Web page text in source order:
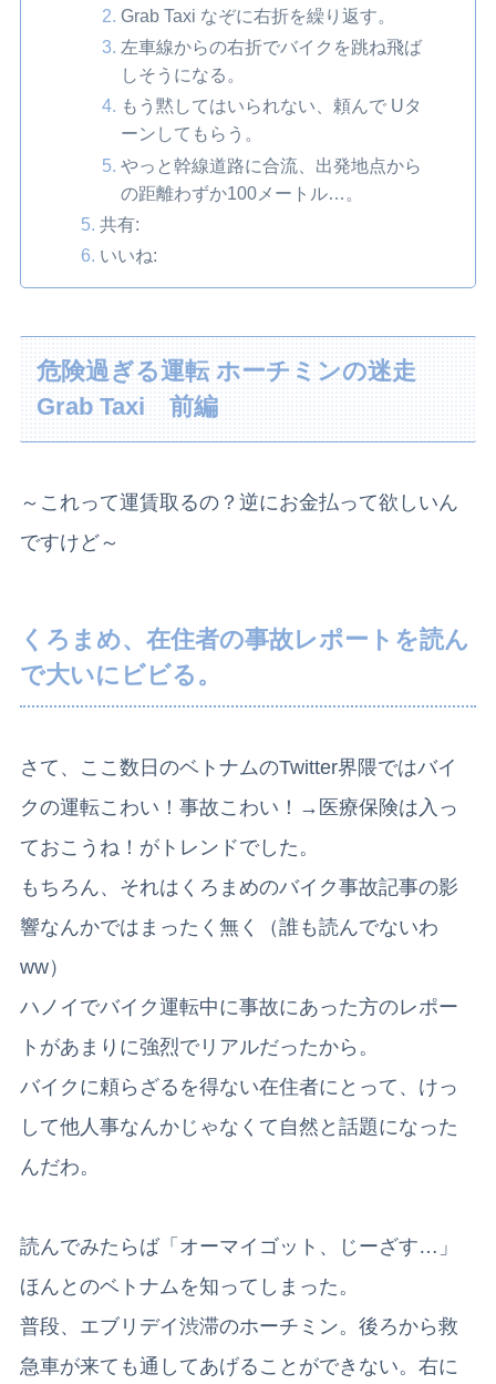
Grab Taxi なぞに右折を繰り返す。
左車線からの右折でバイクを跳ね飛ば
しそうになる。
もう黙してはいられない、頼んで Uタ
ーンしてもらう。
やっと幹線道路に合流、出発地点から
の距離わずか100メートル…。
共有:
いいね:
危険過ぎる運転 ホーチミンの迷走
Grab Taxi 前編
～これって運賃取るの？逆にお金払って欲しいん
ですけど～
くろまめ、在住者の事故レポートを読ん
で大いにビビる。
さて、ここ数日のベトナムのTwitter界隈ではバイ
クの運転こわい！事故こわい！→医療保険は入っ
ておこうね！がトレンドでした。
もちろん、それはくろまめのバイク事故記事の影
響なんかではまったく無く（誰も読んでないわ
ww）
ハノイでバイク運転中に事故にあった方のレポー
トがあまりに強烈でリアルだったから。
バイクに頼らざるを得ない在住者にとって、けっ
して他人事なんかじゃなくて自然と話題になった
んだわ。
読んでみたらば「オーマイゴット、じーざす…」
ほんとのベトナムを知ってしまった。
普段、エブリデイ渋滞のホーチミン。後ろから救
急車が来ても通してあげることができない。右に